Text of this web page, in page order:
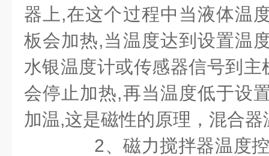
器上,在这个过程中当液体温
板会加热,当温度达到设置温
水银温度计或传感器信号到
会停止加热,再当温度低于设
加温,这是磁性的原理，混合器
2、磁力搅拌器温度控